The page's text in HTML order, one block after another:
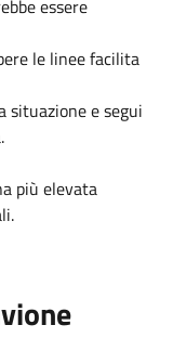
essere
le linee facilita
situazione e segui
più elevata